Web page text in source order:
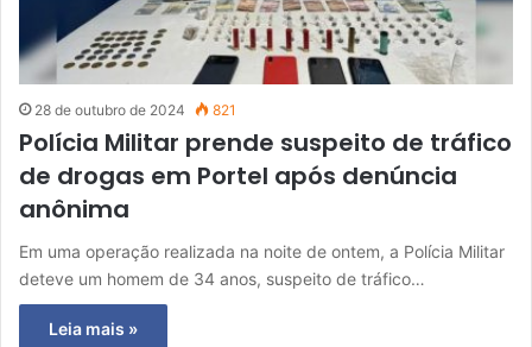
28 de outubro de 2024 821
Polícia Militar prende suspeito de tráfico
de drogas em Portel após denúncia
anônima
Em uma operação realizada na noite de ontem, a Polícia Militar
deteve um homem de 34 anos, suspeito de tráfico…
Leia mais »